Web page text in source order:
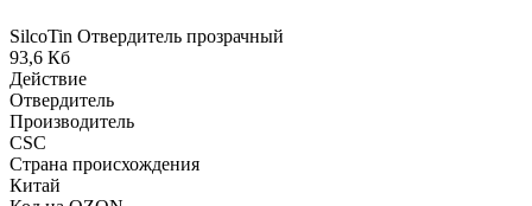
SilcoTin Отвердитель прозрачный
93,6 Кб
Действие
Отвердитель
Производитель
CSC
Страна происхождения
Китай